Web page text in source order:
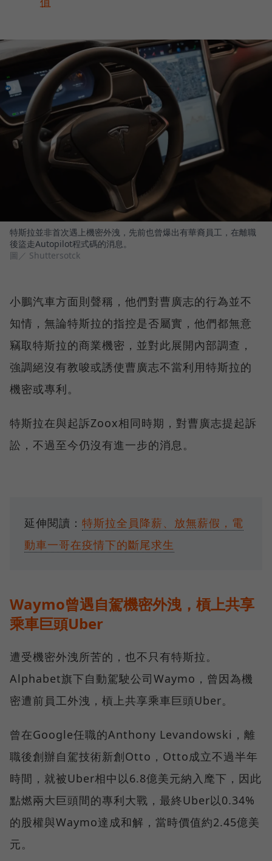
特斯拉並非首次遇上機密外洩，先前也曾爆出有華裔員工，在離職
後盜走Autopilot程式碼的消息。
圖／ Shuttersotck
小鵬汽車方面則聲稱，他們對曹廣志的行為並不
知情，無論特斯拉的指控是否屬實，他們都無意
竊取特斯拉的商業機密，並對此展開內部調查，
強調絕沒有教唆或誘使曹廣志不當利用特斯拉的
機密或專利。
特斯拉在與起訴Zoox相同時期，對曹廣志提起訴
訟，不過至今仍沒有進一步的消息。
延伸閱讀： 特斯拉全員降薪、放無薪假，電
動車一哥在疫情下的斷尾求生
Waymo曾遇自駕機密外洩，槓上共享
乘車巨頭Uber
遭受機密外洩所苦的，也不只有特斯拉。
Alphabet旗下自動駕駛公司Waymo，曾因為機
密遭前員工外洩，槓上共享乘車巨頭Uber。
曾在Google任職的Anthony Levandowski，離
職後創辦自駕技術新創Otto，Otto成立不過半年
時間，就被Uber相中以6.8億美元納入麾下，因此
點燃兩大巨頭間的專利大戰，最終Uber以0.34%
的股權與Waymo達成和解，當時價值約2.45億美
元。